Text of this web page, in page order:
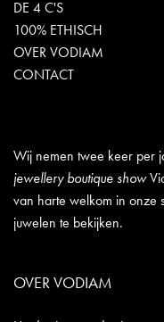
DE 4 C'S
100% ETHISCH
OVER VODIAM
CONTACT
Wij nemen twee keer per
jewellery boutique show
van harte welkom in onze
juwelen te bekijken.
OVER VODIAM